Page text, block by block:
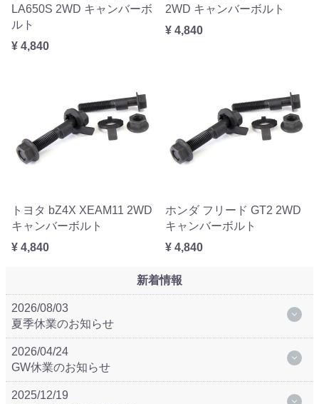
LA650S 2WD キャンバーボ
ルト
¥ 4,840
2WD キャンバーボルト
¥ 4,840
トヨタ bZ4X XEAM11 2WD
キャンバーボルト
¥ 4,840
ホンダ フリード GT2 2WD
キャンバーボルト
¥ 4,840
新着情報
2026/08/03
夏季休業のお知らせ
2026/04/24
GW休業のお知らせ
2025/12/19